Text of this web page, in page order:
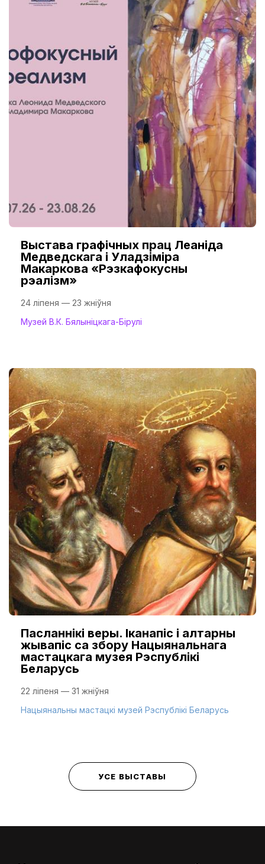
Выстава графічных прац Леаніда
Медведскага і Уладзіміра
Макаркова «Рэзкафокусны
рэалізм»
24 ліпеня — 23 жніўня
Музей В.К. Бялыніцкага-Бірулі
Пасланнікі веры. Іканапіс і алтарны
жывапіс са збору Нацыянальнага
мастацкага музея Рэспублікі
Беларусь
22 ліпеня — 31 жніўня
Нацыянальны мастацкі музей Рэспублікі Беларусь
УСЕ ВЫСТАВЫ